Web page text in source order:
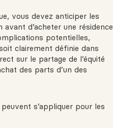
vous devez anticiper les
avant d’acheter une résidence
potentielles,
clairement définie dans
sur le partage de l’équité
des parts d’un des
s’appliquer pour les